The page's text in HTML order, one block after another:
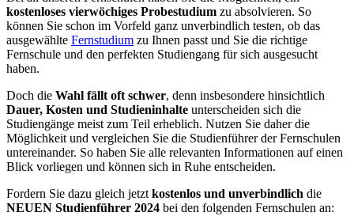
kostenloses vierwöchiges Probestudium zu absolvieren. So
können Sie schon im Vorfeld ganz unverbindlich testen, ob das
ausgewählte Fernstudium zu Ihnen passt und Sie die richtige
Fernschule und den perfekten Studiengang für sich ausgesucht
haben.
Doch die Wahl fällt oft schwer, denn insbesondere hinsichtlich
Dauer, Kosten und Studieninhalte unterscheiden sich die
Studiengänge meist zum Teil erheblich. Nutzen Sie daher die
Möglichkeit und vergleichen Sie die Studienführer der Fernschulen
untereinander. So haben Sie alle relevanten Informationen auf einen
Blick vorliegen und können sich in Ruhe entscheiden.
Fordern Sie dazu gleich jetzt kostenlos und unverbindlich die
NEUEN Studienführer 2024 bei den folgenden Fernschulen an: